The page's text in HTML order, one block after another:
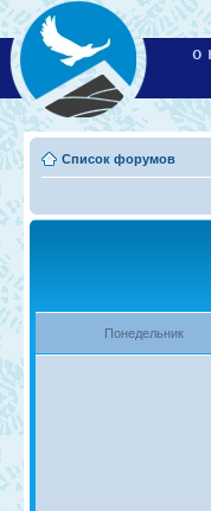
о
Список форумов
Понедельник